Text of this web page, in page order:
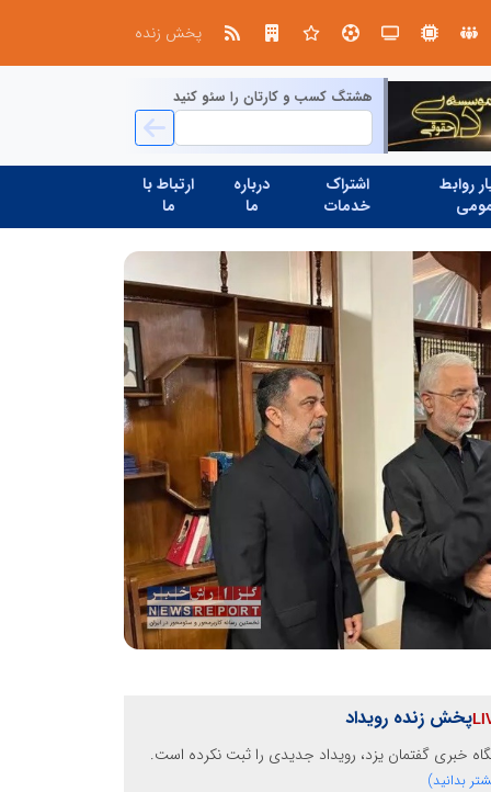
پخش زنده
هشتگ کسب و کارتان را سئو کنید
روابط
اشتراک
خدمات
درباره
ما
ارتباط با
ما
پخش زنده رویداد
خبری گفتمان یزد، رویداد جدیدی را ثبت نکرده است.
بدانید)